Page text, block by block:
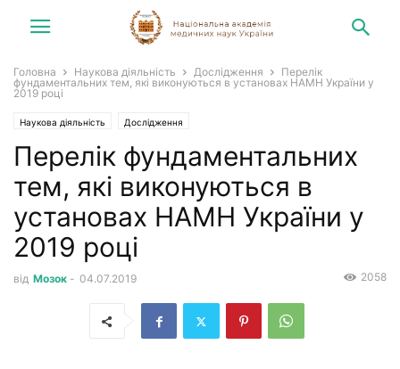
Головна Наукова діяльність Дослідження
Перелік
фундаментальних тем, які виконуються в установах НАМН України у
2019 році
Наукова діяльність Дослідження
Перелік фундаментальних
тем, які виконуються в
установах НАМН України у
2019 році
від Мозок - 04.07.2019 2058